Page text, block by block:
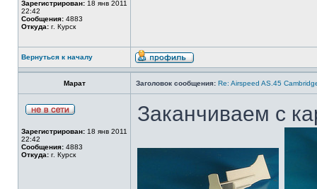
Зарегистрирован: 18 янв 2011
22:42
Сообщения: 4883
Откуда: г. Курск
Вернуться к началу
Марат Заголовок сообщения: Re: Airspeed AS.45
Зарегистрирован: 18 янв 2011
22:42
Сообщения: 4883
Откуда: г. Курск
Заканчиваем с